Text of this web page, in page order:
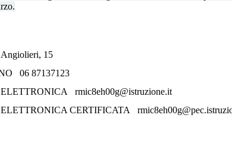
15
06 87137123
rmic8eh00g@istruzione.it
CERTIFICATA